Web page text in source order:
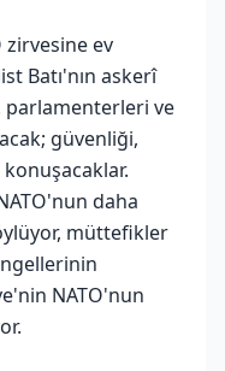
zirvesine ev
Batı'nın askerî
parlamenterleri ve
güvenliği,
konuşacaklar.
daha
müttefikler
NATO'nun